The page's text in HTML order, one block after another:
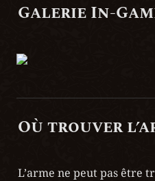
Galerie In-
Où trouver
L’arme ne peut pas être